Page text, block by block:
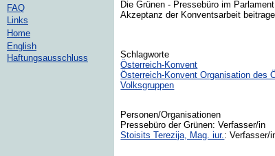
Die Grünen - Pressebüro im
Akzeptanz der Konventsarbeit
Schlagworte
Österreich-Konvent
Österreich-Konvent Organisation des
Volksgruppen
Personen/Organisationen
Pressebüro der Grünen: Verfasser/in
Stoisits Terezija, Mag. iur. : Verfasser/
FAQ
Links
Home
English
Haftungsausschluss